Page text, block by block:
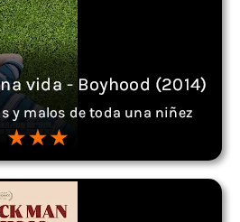
vida - Boyhood (2014)
y malos de toda una niñez